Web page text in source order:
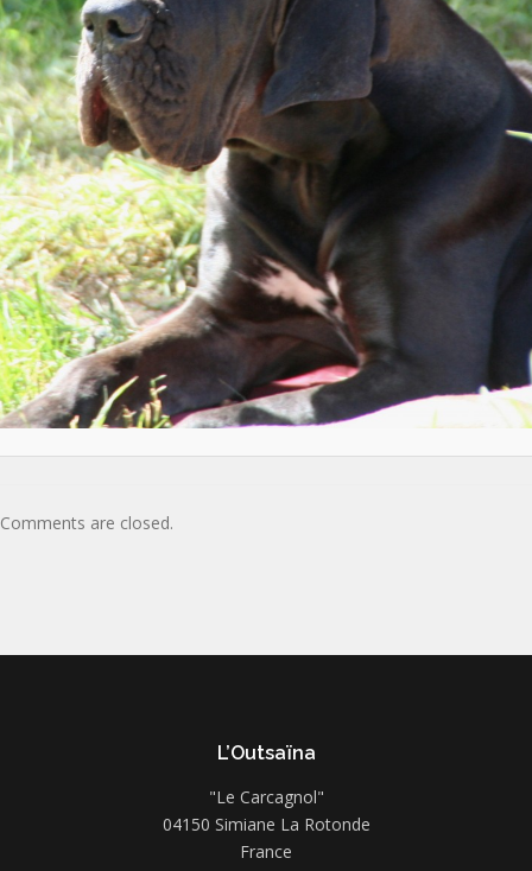
Comments are closed.
L’Outsaïna
"Le Carcagnol"
04150 Simiane La Rotonde
France